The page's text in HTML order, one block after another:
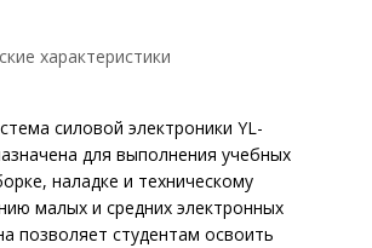
характеристики
силовой электроники YL-
для выполнения учебных
наладке и техническому
малых и средних электронных
позволяет студентам освоить